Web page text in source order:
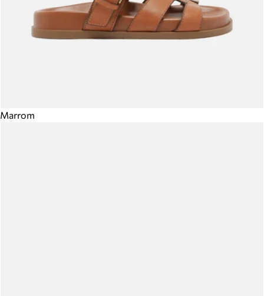
Marrom